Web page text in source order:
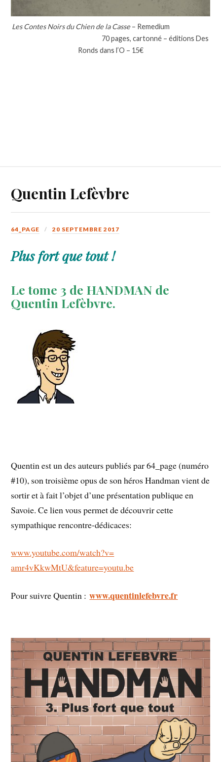
Les Contes Noirs du Chien de la Casse– Remedium
70 pages, cartonné – éditions Des
Ronds dans l’O – 15€
Quentin Lefèvbre
64_PAGE 20 SEPTEMBRE 2017
Plus fort que tout !
Le tome 3 de HANDMAN de
Quentin Lefèbvre.
Quentin est un des auteurs publiés par 64_page (numéro
#10), son troisième opus de son héros Handman vient de
sortir et à fait l’objet d’une présentation publique en
Savoie. Ce lien vous permet de découvrir cette
sympathique rencontre-dédicaces:
www.youtube.com/watch?v=
amr4vKkwMtU&feature=youtu.be
Pour suivre Quentin :www.quentinlefebvre.fr